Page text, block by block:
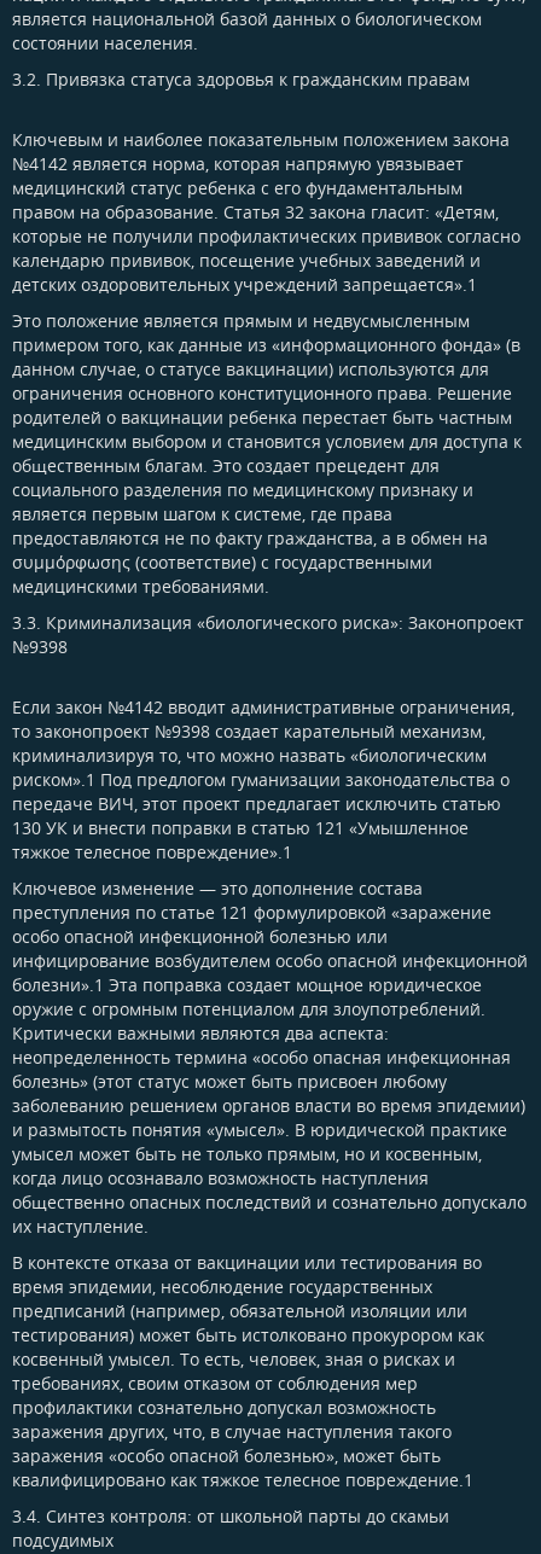
является национальной базой данных о биологическом
состоянии населения.
3.2. Привязка статуса здоровья к гражданским правам​
Ключевым и наиболее показательным положением закона
№4142 является норма, которая напрямую увязывает
медицинский статус ребенка с его фундаментальным
правом на образование. Статья 32 закона гласит: «Детям,
которые не получили профилактических прививок согласно
календарю прививок, посещение учебных заведений и
детских оздоровительных учреждений запрещается».1
Это положение является прямым и недвусмысленным
примером того, как данные из «информационного фонда» (в
данном случае, о статусе вакцинации) используются для
ограничения основного конституционного права. Решение
родителей о вакцинации ребенка перестает быть частным
медицинским выбором и становится условием для доступа к
общественным благам. Это создает прецедент для
социального разделения по медицинскому признаку и
является первым шагом к системе, где права
предоставляются не по факту гражданства, а в обмен на
συμμόρφωσης (соответствие) с государственными
медицинскими требованиями.
3.3. Криминализация «биологического риска»: Законопроект
№9398​
Если закон №4142 вводит административные ограничения,
то законопроект №9398 создает карательный механизм,
криминализируя то, что можно назвать «биологическим
риском».1 Под предлогом гуманизации законодательства о
передаче ВИЧ, этот проект предлагает исключить статью
130 УК и внести поправки в статью 121 «Умышленное
тяжкое телесное повреждение».1
Ключевое изменение — это дополнение состава
преступления по статье 121 формулировкой «заражение
особо опасной инфекционной болезнью или
инфицирование возбудителем особо опасной инфекционной
болезни».1 Эта поправка создает мощное юридическое
оружие с огромным потенциалом для злоупотреблений.
Критически важными являются два аспекта:
неопределенность термина «особо опасная инфекционная
болезнь» (этот статус может быть присвоен любому
заболеванию решением органов власти во время эпидемии)
и размытость понятия «умысел». В юридической практике
умысел может быть не только прямым, но и косвенным,
когда лицо осознавало возможность наступления
общественно опасных последствий и сознательно допускало
их наступление.
В контексте отказа от вакцинации или тестирования во
время эпидемии, несоблюдение государственных
предписаний (например, обязательной изоляции или
тестирования) может быть истолковано прокурором как
косвенный умысел. То есть, человек, зная о рисках и
требованиях, своим отказом от соблюдения мер
профилактики сознательно допускал возможность
заражения других, что, в случае наступления такого
заражения «особо опасной болезнью», может быть
квалифицировано как тяжкое телесное повреждение.1
3.4. Синтез контроля: от школьной парты до скамьи
подсудимых​